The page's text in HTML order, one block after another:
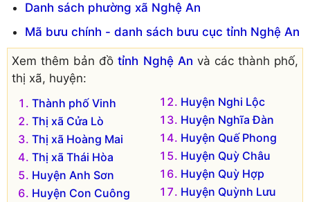
Danh sách phường xã Nghệ An
Mã bưu chính - danh sách bưu cục tỉnh Nghệ An
Xem thêm bản đồtỉnh Nghệ An và các thành phố,
thị xã, huyện:
Thành phố Vinh
Thị xã Cửa Lò
Thị xã Hoàng Mai
Thị xã Thái Hòa
Huyện Anh Sơn
Huyện Con Cuông
Huyện Nghi Lộc
Huyện Nghĩa Đàn
Huyện Quế Phong
Huyện Quỳ Châu
Huyện Quỳ Hợp
Huyện Quỳnh Lưu